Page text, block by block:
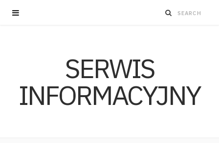
SERWIS
INFORMACYJNY